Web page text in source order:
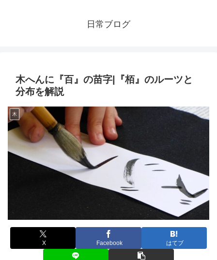
日常ブログ
木へんに『百』の苗字|『栢』のルーツと
分布を解説
木
X Facebook はてブ